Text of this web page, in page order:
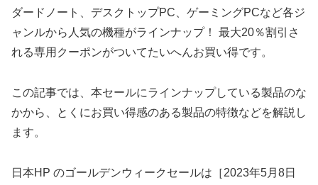
ダードノート、デスクトップPC、ゲーミングPCなど各ジ
ャンルから人気の機種がラインナップ！ 最大20％割引さ
れる専用クーポンがついてたいへんお買い得です。
この記事では、本セールにラインナップしている製品のな
かから、とくにお買い得感のある製品の特徴などを解説し
ます。
日本HP のゴールデンウィークセールは［2023年5月8日